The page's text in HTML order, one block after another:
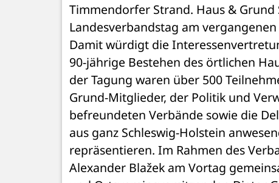
Timmendorfer Strand. Haus &
Landesverbandstag am
Damit würdigt die
90-jährige Bestehen des örtlichen
der Tagung waren über 500
Grund-Mitglieder, der Politik und
befreundeten Verbände sowie die
aus ganz Schleswig-Holstein
repräsentieren. Im Rahmen des
Alexander Blažek am Vortag